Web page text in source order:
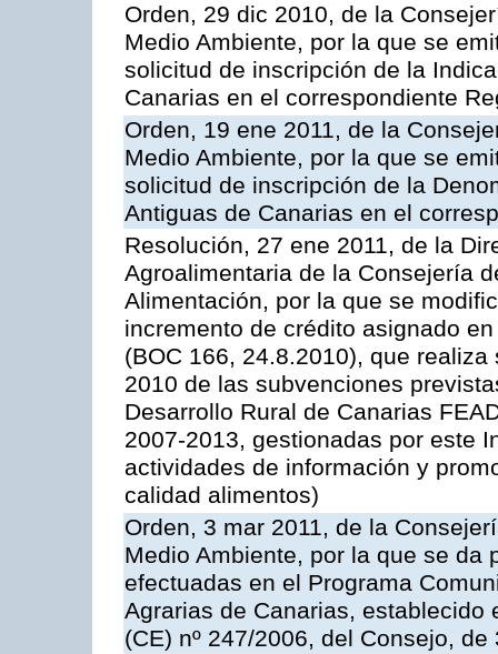
Orden, 29 dic 2010, de la
Medio Ambiente, por la que se
solicitud de inscripción de la
Canarias en el correspondiente
Orden, 19 ene 2011, de la
Medio Ambiente, por la que se
solicitud de inscripción de la
Antiguas de Canarias en el
Resolución, 27 ene 2011, de la
Agroalimentaria de la Consejería
Alimentación, por la que se
incremento de crédito asignado
(BOC 166, 24.8.2010), que
2010 de las subvenciones
Desarrollo Rural de Canarias
2007-2013, gestionadas por este
actividades de información y
calidad alimentos)
Orden, 3 mar 2011, de la
Medio Ambiente, por la que se da
efectuadas en el Programa
Agrarias de Canarias,
(CE) nº 247/2006, del Consejo,